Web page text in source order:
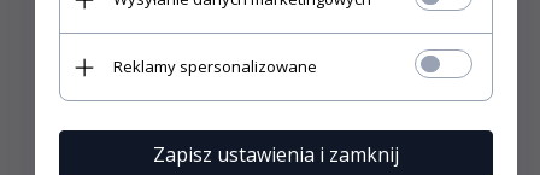
POLECAMY DO TEGO PRODUKTU
Reklamy spersonalizowane
Zapisz ustawienia i zamknij